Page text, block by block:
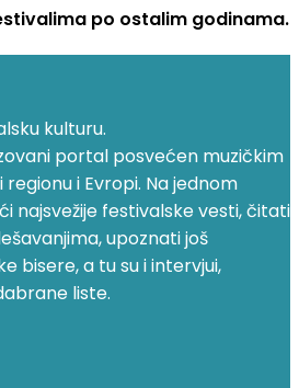
po ostalim godinama.
kulturu.
portal posvećen muzičkim
regionu i Evropi. Na jednom
najsvežije festivalske vesti, čitati
upoznati još
bisere, a tu su i intervjui,
liste.